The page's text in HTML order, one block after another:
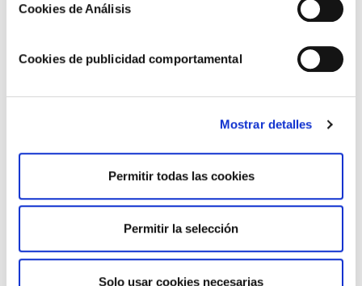
Cookies de Análisis
Cookies de publicidad comportamental
Mostrar detalles
Permitir todas las cookies
Permitir la selección
Solo usar cookies necesarias